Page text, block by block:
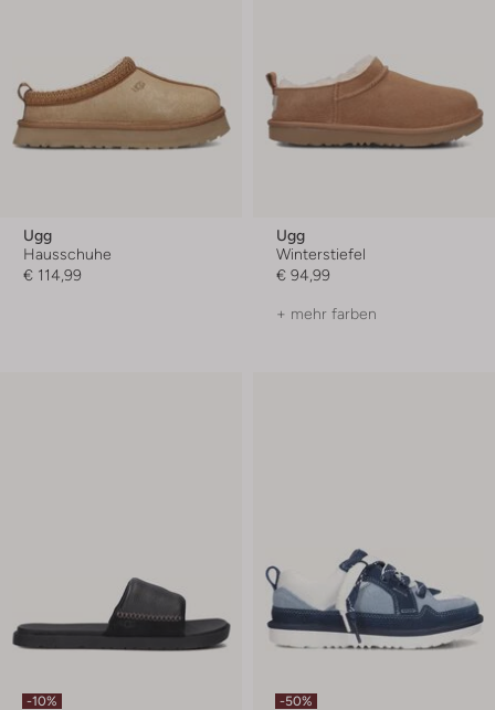
Ugg
Hausschuhe
€ 114,99
Ugg
Winterstiefel
€ 94,99
+ mehr farben
-10% -50%